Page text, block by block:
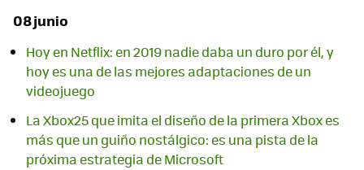
08 junio
Hoy en Netflix: en 2019 nadie daba un duro por él, y
hoy es una de las mejores adaptaciones de un
videojuego
La Xbox25 que imita el diseño de la primera Xbox es
más que un guiño nostálgico: es una pista de la
próxima estrategia de Microsoft